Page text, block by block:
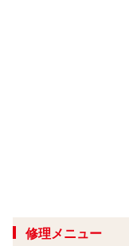
修理メニュー